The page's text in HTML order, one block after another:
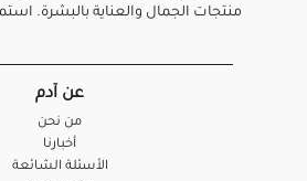
منتجات الجمال والعناية بالبشرة.
عن آدم
من نحن
أخبارنا
الأسئلة الشائعة